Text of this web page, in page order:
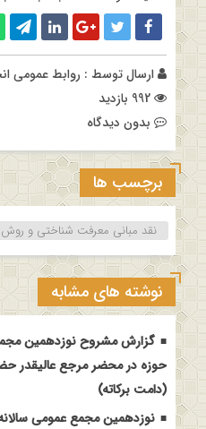
ارسال توسط : روابط عمومی
بدون دیدگاه
برچسب ها
نقد مبانی معرفت شناختی و
نوشته های مشابه
گزارش مشروح نوزدهمین
حوزه در محضر مرجع عالیقدر
(دامت برکاته)
نوزدهمین مجمع عمومی